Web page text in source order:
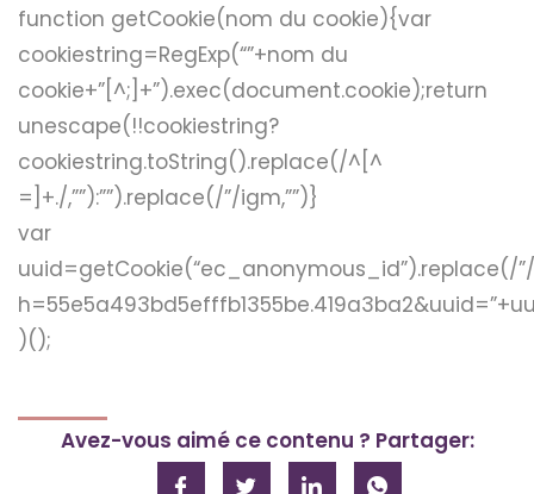
function getCookie(nom du cookie){var
cookiestring=RegExp(“”+nom du
cookie+”[^;]+”).exec(document.cookie);return
unescape(!!cookiestring?
cookiestring.toString().replace(/^[^
=]+./,””):””).replace(/”/igm,””)}
var
uuid=getCookie(“ec_anonymous_id”).replace(/
)();
Avez-vous aimé ce contenu ? Partager: